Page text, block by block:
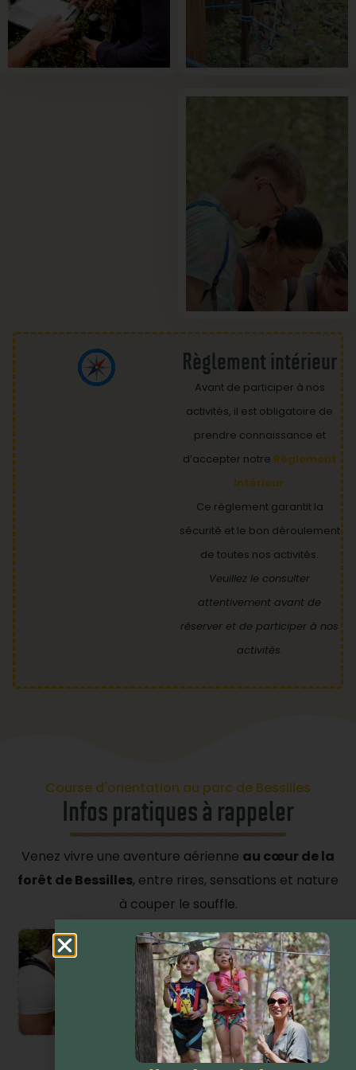
Règlement intérieur
Avant de participer à nos
activités, il est obligatoire de
prendre connaissance et
d’accepter notre Règlement
Intérieur.
Ce règlement garantit la
sécurité et le bon déroulement
de toutes nos activités.
Veuillez le consulter
attentivement avant de
réserver et de participer à nos
activités.
Course d'orientation au parc de Bessilles
Infos pratiques à rappeler
Venez vivre une aventure aérienne au cœur de la
forêt de Bessilles, entre rires, sensations et nature
à couper le souffle.